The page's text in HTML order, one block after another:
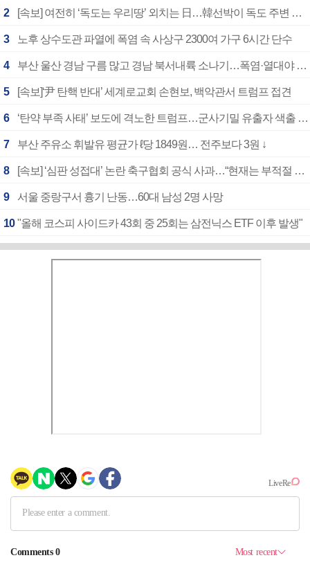
2 [속보] 여전히 ‘독도는 우리땅’ 외치는 日…韓선박이 독도 주변 해양조사 활동하자 반발
3 노후 상수도관 파열에 폭염 속 사상구 2300여 가구 6시간 단수
4 부산 울산 경남 구름 많고 경남 북서내륙 소나기…폭염·열대야 계속
5 [속보]‘尹 탄핵 반대’ 세계로교회 손현보, 백악관서 트럼프 접견
6 ‘탄약 부족 사태’ 보도에 격노한 트럼프…군사기밀 유출자 색출 지시
7 부산 주유소 휘발유 평균가 ℓ당 1849원… 전주보다 3원 ↓
8 [속보] ‘심판 성접대’ 논란 축구협회 공식 사과…“현재는 부적절 행위 없어”
9 서울 중랑구서 흉기 난동…60대 남성 2명 사망
10 "올해 코스피 사이드카 43회 중 25회는 삼전닉스 ETF 이후 발생"